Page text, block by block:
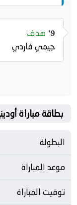
9' هدف
جيمي فاردي
بطاقة مباراة
البطولة
موعد المباراة
توقيت المباراة